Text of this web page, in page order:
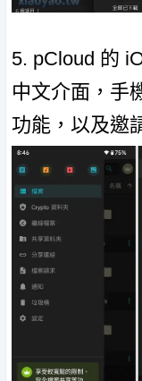
5. pCloud 的
中文介面，手
功能，以及邀